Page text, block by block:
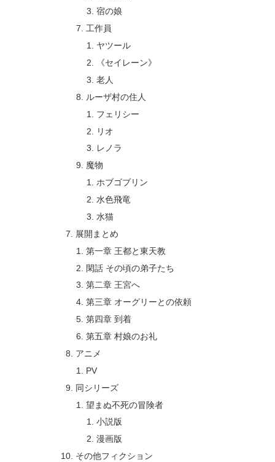
宿の娘
工作員
ヤツール
《セイレーン》
老人
ルーザ村の住人
フェリシー
リオ
レノラ
魔物
ホブゴブリン
水色飛竜
水猫
展開まとめ
第一章 王都と東天教
閑話 その頃の弟子たち
第二章 王宮へ
第三章 オーグリーとの依頼
第四章 到着
第五章 村娘のお礼
アニメ
PV
同シリーズ
望まぬ不死の冒険者
小説版
漫画版
その他フィクション